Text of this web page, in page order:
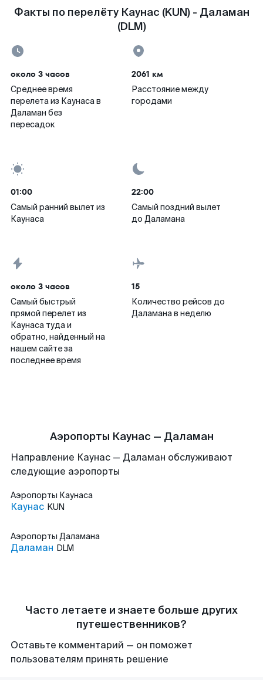
Факты по перелёту Каунас (KUN) - Даламан
(DLM)
около 3 часов
Среднее время
перелета из Каунаса в
Даламан без
пересадок
2061 км
Расстояние между
городами
01:00
Самый ранний вылет из
Каунаса
22:00
Самый поздний вылет
до Даламана
около 3 часов
Самый быстрый
прямой перелет из
Каунаса туда и
обратно, найденный на
нашем сайте за
последнее время
15
Количество рейсов до
Даламана в неделю
Аэропорты Каунас — Даламан
Направление Каунас — Даламан обслуживают
следующие аэропорты
Аэропорты Каунаса
Каунас KUN
Аэропорты Даламана
Даламан DLM
Часто летаете и знаете больше других
путешественников?
Оставьте комментарий — он поможет
пользователям принять решение